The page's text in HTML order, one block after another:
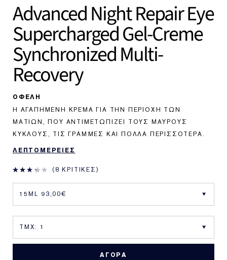
Advanced Night Repair Eye
Supercharged Gel-Creme
Synchronized Multi-
Recovery
ΟΦΕΛΗ
Η ΑΓΑΠΗΜΈΝΗ ΚΡΈΜΑ ΓΙΑ ΤΗΝ ΠΕΡΙΟΧΉ ΤΩΝ
ΜΑΤΙΏΝ, ΠΟΥ ΑΝΤΙΜΕΤΩΠΊΖΕΙ ΤΟΥΣ ΜΑΎΡΟΥΣ
ΚΎΚΛΟΥΣ, ΤΙΣ ΓΡΑΜΜΈΣ ΚΑΙ ΠΟΛΛΆ ΠΕΡΙΣΣΌΤΕΡΑ.
ΛΕΠΤΟΜΕΡΕΙΕΣ
8 ΚΡΙΤΙΚΈΣ
ΑΓΟΡΑ